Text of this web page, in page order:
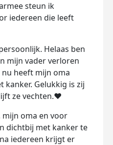
steun ik
iedereen die leeft
Helaas ben
mijn vader verloren
nu heeft mijn oma
kanker. Gelukkig is zij
ze vechten.❤️
mijn oma en voor
dichtbij met kanker te
iedereen krijgt er